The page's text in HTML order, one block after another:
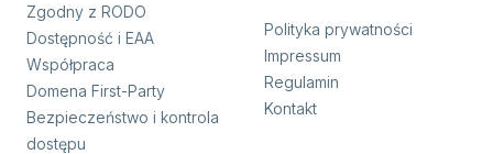
Zgodny z RODO
Dostępność i EAA
Współpraca
Domena First-Party
Bezpieczeństwo i kontrola
dostępu
Polityka prywatności
Impressum
Regulamin
Kontakt